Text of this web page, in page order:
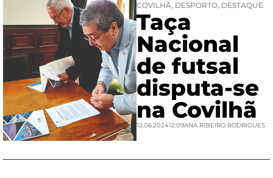
COVILHÃ, DESPORTO, DESTAQUE
Taça
Nacional
de futsal
disputa-se
na Covilhã
12.06.202412:09ANA RIBEIRO RODRIGUES